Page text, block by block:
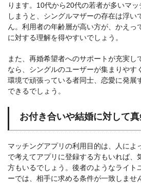
ります。10代から20代の若者が多いマ
しまうと、シングルマザーの存在は浮い
ん。利用者の年齢層が高い方が、かえっ
に対する理解を得やすいでしょう。
また、再婚希望者へのサポートが充実し
なら、シングルのユーザーが集まりやす
環境で頑張っている者同士、恋愛に発展
できるでしょう。
お付き合いや結婚に対して
マッチングアプリの利用目的は、人によ
で考えてアプリに登録する方もいれば、
方もいるでしょう。後者のようなライト
ーでは、相手に求める条件が一致しませ